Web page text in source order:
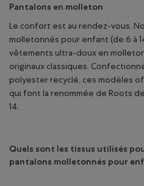
Pantalons en molleton
Le confort est au rendez-vous.
molletonnés pour enfant (de 6 à
vêtements ultra-doux en
originaux classiques.
polyester recyclé, ces modèles
qui font la renommée de Roots
14.
Quels sont les tissus utilisés
pantalons molletonnés pour